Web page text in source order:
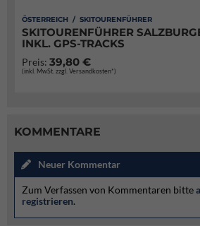
ÖSTERREICH / SKITOURENFÜHRER
SKITOURENFÜHRER
INKL. GPS-TRACKS
Preis: 39,80 €
(inkl. MwSt. zzgl. Versandkosten*)
KOMMENTARE
Neuer Kommentar
Zum Verfassen von Kommentaren bitte
registrieren.